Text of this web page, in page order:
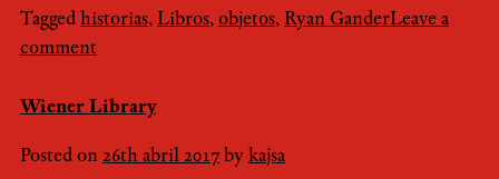
Tagged historias, Libros, objetos, Ryan GanderLeave a
comment
Wiener Library
Posted on 26th abril 2017by kajsa